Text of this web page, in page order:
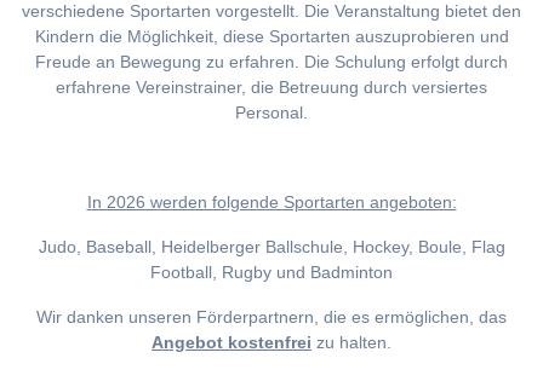
verschiedene Sportarten vorgestellt. Die Veranstaltung bietet den
Kindern die Möglichkeit, diese Sportarten auszuprobieren und
Freude an Bewegung zu erfahren. Die Schulung erfolgt durch
erfahrene Vereinstrainer, die Betreuung durch versiertes
Personal.
In 2026 werden folgende Sportarten angeboten:
Judo, Baseball, Heidelberger Ballschule, Hockey, Boule, Flag
Football, Rugby und Badminton
Wir danken unseren Förderpartnern, die es ermöglichen, das
Angebot kostenfrei zu halten.